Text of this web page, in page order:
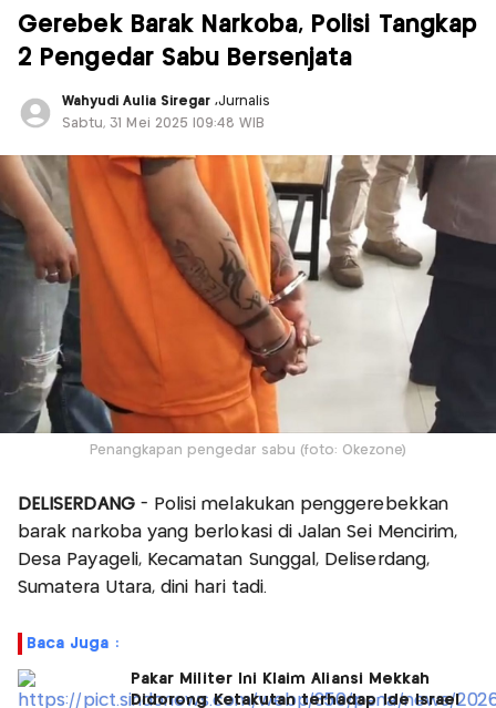
Gerebek Barak Narkoba, Polisi Tangkap
2 Pengedar Sabu Bersenjata
Wahyudi Aulia Siregar,Jurnalis
Sabtu, 31 Mei 2025 |09:48 WIB
Penangkapan pengedar sabu (foto: Okezone)
DELISERDANG- Polisi melakukan penggerebekkan
barak narkoba yang berlokasi di Jalan Sei Mencirim,
Desa Payageli, Kecamatan Sunggal, Deliserdang,
Sumatera Utara, dini hari tadi.
Baca Juga :
Pakar Militer Ini Klaim Aliansi Mekkah
Didorong Ketakutan terhadap Ide Israel